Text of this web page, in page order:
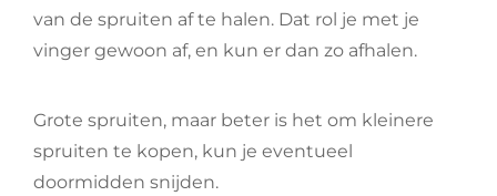
van de spruiten af te halen. Dat rol je met je
vinger gewoon af, en kun er dan zo afhalen.
Grote spruiten, maar beter is het om kleinere
spruiten te kopen, kun je eventueel
doormidden snijden.